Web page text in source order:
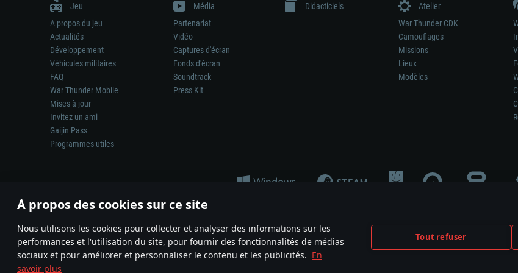
À propos des cookies sur ce site
Nous utilisons les cookies pour collecter et analyser des informations sur les
performances et l'utilisation du site, pour fournir des fonctionnalités de médias
sociaux et pour améliorer et personnaliser le contenu et les publicités. En
savoir plus
Tout refuser
Jeu
A propos du jeu
Actualités
Développement
Véhicules militaires
FAQ
War Thunder Mobile
Mises à jour
Invitez un ami
Gaijin Pass
Programmes utiles
Média
Partenariat
Vidéo
Captures d'écran
Fonds d'écran
Soundtrack
Press Kit
Didacticiels
Atelier
War Thunder CDK
Camouflages
Missions
Lieux
Modèles
La représentation d’une arme ou d’un véhicule réel dans ce jeu ne signifie pas la participation au développement du jeu, le sponsoring ou
© 2011—2026 Gaijin Games Kft. All trademarks, logos and brand names are the property of their respective owners.
Termes et conditions